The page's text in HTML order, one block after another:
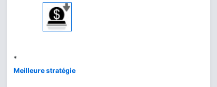
au meilleur prix
vs BullionVault
*